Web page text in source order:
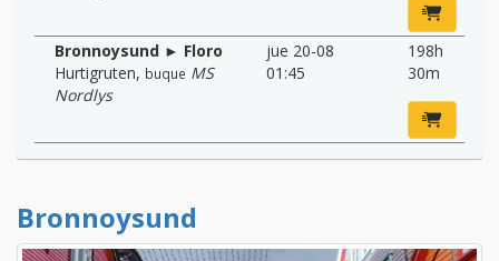
Bronnoysund ► Floro
Hurtigruten, buque MS
Nordlys
jue 20-08
01:45
198h
30m
Bronnoysund